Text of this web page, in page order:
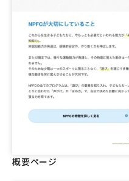
概要ページ